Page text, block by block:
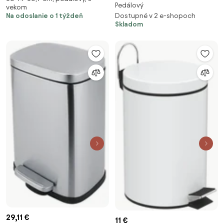
nerez lesk, GAQ005
vekom
Na odoslanie o 1 týždeň
odpadkový kôš voľne stojací 3 l
chróm lesk 104315022
104315022A
Pedálový
Dostupné v 2 e-shopoch
Skladom
29,11 € 11 €